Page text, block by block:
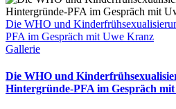
Die WHO und
PFA im Gespräch mit Uwe Kranz
Gallerie
Die WHO und
Hintergründe-PFA im Gespräch